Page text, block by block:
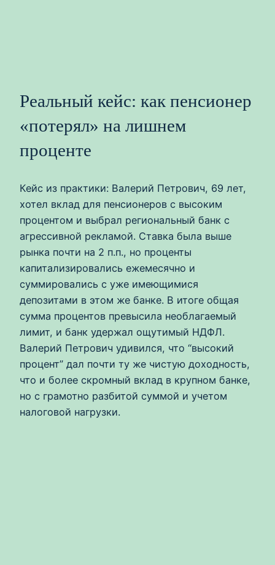
Реальный кейс: как пенсионер
«потерял» на лишнем
проценте
Кейс из практики: Валерий Петрович, 69 лет,
хотел вклад для пенсионеров с высоким
процентом и выбрал региональный банк с
агрессивной рекламой. Ставка была выше
рынка почти на 2 п.п., но проценты
капитализировались ежемесячно и
суммировались с уже имеющимися
депозитами в этом же банке. В итоге общая
сумма процентов превысила необлагаемый
лимит, и банк удержал ощутимый НДФЛ.
Валерий Петрович удивился, что “высокий
процент” дал почти ту же чистую доходность,
что и более скромный вклад в крупном банке,
но с грамотно разбитой суммой и учетом
налоговой нагрузки.